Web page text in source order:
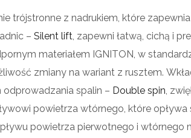
trójstronne z nadrukiem, które
– Silent lift, zapewni łatwą, cichą i
materiałem IGNITON, w
zmiany na wariant z rusztem.
spalin – Double spin,
powietrza wtórnego, które opływa
powietrza pierwotnego i wtórnego